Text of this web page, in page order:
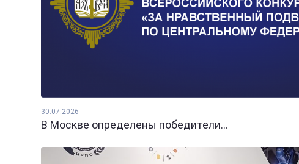
30.07.2026
В Москве определены победители...